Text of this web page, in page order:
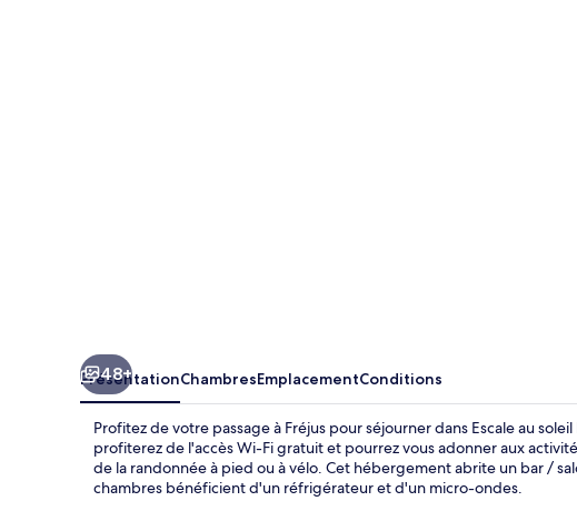
48+
PrésentationChambresEmplacementConditions
Profitez de votre passage à Fréjus pour séjourner dans Escale au
profiterez de l'accès Wi-Fi gratuit et pourrez vous adonner aux
de la randonnée à pied ou à vélo. Cet hébergement abrite un bar /
chambres bénéficient d'un réfrigérateur et d'un micro-ondes.